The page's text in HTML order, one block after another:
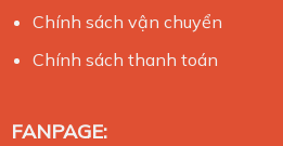
Chính sách vận chuyển
Chính sách thanh toán
FANPAGE: